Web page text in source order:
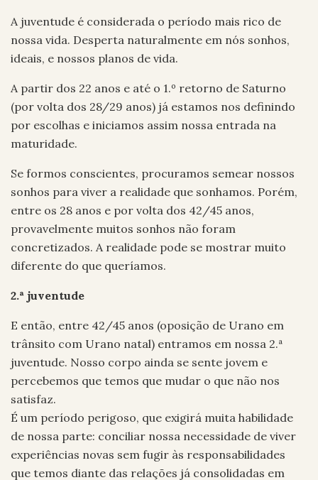
A juventude é considerada o período mais rico de
nossa vida. Desperta naturalmente em nós sonhos,
ideais, e nossos planos de vida.
A partir dos 22 anos e até o 1.º retorno de Saturno
(por volta dos 28/29 anos) já estamos nos definindo
por escolhas e iniciamos assim nossa entrada na
maturidade.
Se formos conscientes, procuramos semear nossos
sonhos para viver a realidade que sonhamos. Porém,
entre os 28 anos e por volta dos 42/45 anos,
provavelmente muitos sonhos não foram
concretizados. A realidade pode se mostrar muito
diferente do que queríamos.
2.ª juventude
E então, entre 42/45 anos (oposição de Urano em
trânsito com Urano natal) entramos em nossa 2.ª
juventude. Nosso corpo ainda se sente jovem e
percebemos que temos que mudar o que não nos
satisfaz.
É um período perigoso, que exigirá muita habilidade
de nossa parte: conciliar nossa necessidade de viver
experiências novas sem fugir às responsabilidades
que temos diante das relações já consolidadas em